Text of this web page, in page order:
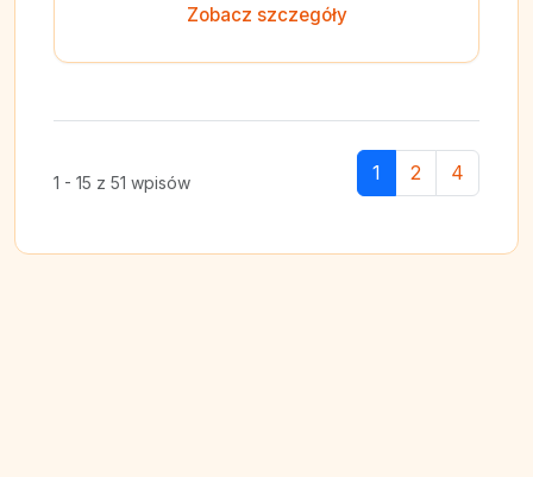
Zobacz szczegóły
1 - 15 z 51 wpisów 1 2 4